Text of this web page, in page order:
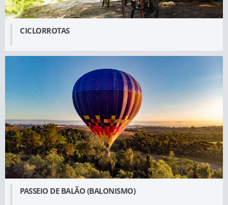
CICLORROTAS
PASSEIO DE BALÃO (BALONISMO)